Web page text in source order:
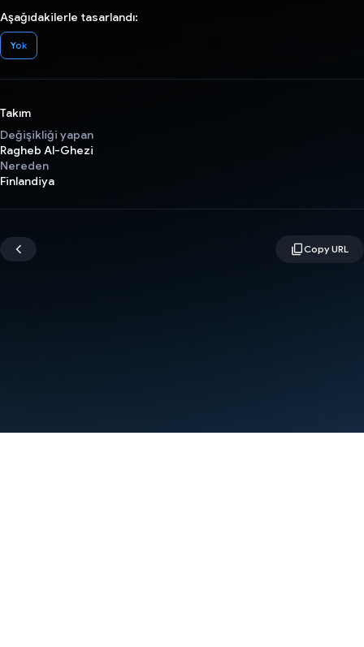
Aşağıdakilerle tasarlandı:
Yok
Takım
Değişikliği yapan
Ragheb Al-Ghezi
Nereden
Finlandiya